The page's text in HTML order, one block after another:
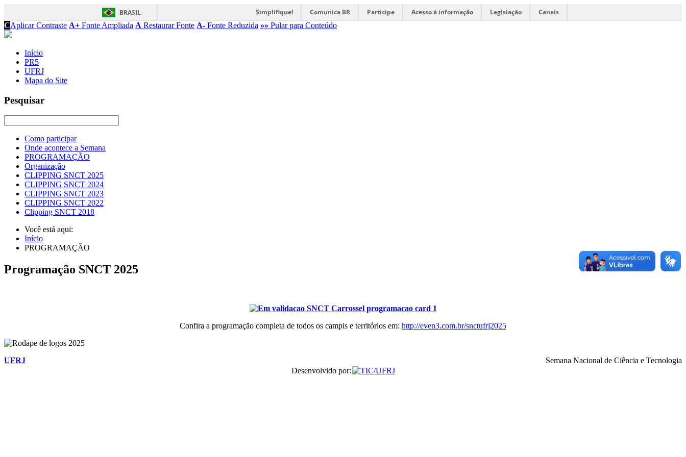
BRASIL Simplifique! Comunica BR Participe Acesso à informação Legislação
Canais
CAplicar Contraste A+ Fonte Ampliada A Restaurar Fonte A- Fonte Reduzida »» Pular para Conteúdo
Início
PR5
UFRJ
Mapa do Site
Pesquisar
Como participar
Onde acontece a Semana
PROGRAMAÇÃO
Organização
CLIPPING SNCT 2025
CLIPPING SNCT 2024
CLIPPING SNCT 2023
CLIPPING SNCT 2022
Clipping SNCT 2018
Você está aqui:
Início
PROGRAMAÇÃO
Programação SNCT 2025
Confira a programação completa de todos os campis e territórios em: http://even3.com.br/snctufrj2025
UFRJ
Semana Nacional de Ciência e Tecnologia
Desenvolvido por: